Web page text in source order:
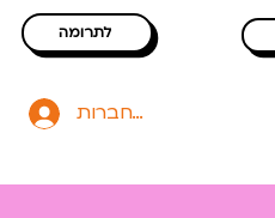
לתרומה
להתחברות